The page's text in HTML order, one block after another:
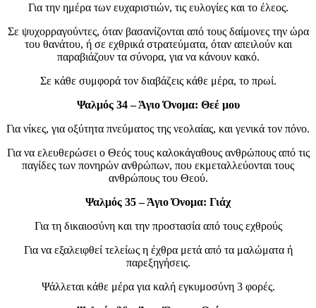
Για την ημέρα των ευχαριστιών, τις ευλογίες και το έλεος.
Σε ψυχορραγούντες, όταν βασανίζονται από τους δαίμονες την ώρα
του θανάτου, ή σε εχθρικά στρατεύματα, όταν απειλούν και
παραβιάζουν τα σύνορα, για να κάνουν κακό.
Σε κάθε συμφορά τον διαβάζεις κάθε μέρα, το πρωί.
Ψαλμός 34 – Άγιο Όνομα: Θεέ μου
Για νίκες, για οξύτητα πνεύματος της νεολαίας, και γενικά τον πόνο.
Για να ελευθερώσει ο Θεός τους καλοκάγαθους ανθρώπους από τις
παγίδες των πονηρών ανθρώπων, που εκμεταλλεύονται τους
ανθρώπους του Θεού.
Ψαλμός 35 – Άγιο Όνομα: Γιάχ
Για τη δικαιοσύνη και την προστασία από τους εχθρούς
Για να εξαλειφθεί τελείως η έχθρα μετά από τα μαλώματα ή
παρεξηγήσεις.
Ψάλλεται κάθε μέρα για καλή εγκυμοσύνη 3 φορές.